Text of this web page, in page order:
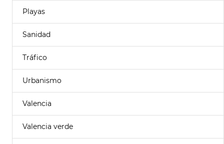
Playas
Sanidad
Tráfico
Urbanismo
Valencia
Valencia verde